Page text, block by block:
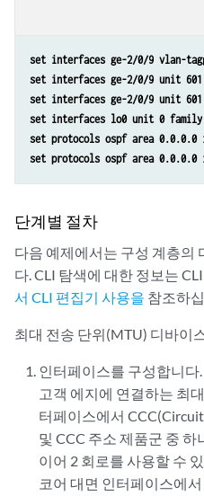
set interfaces ge-2/0/9 vlan-
set interfaces ge-2/0/9 unit
set interfaces ge-2/0/9 unit
set interfaces lo0 unit 0 family
set protocols ospf area 0.0.0.0
set protocols ospf area 0.0.0.0
단계별 절차
다음 예제에서는 구성 계층의
다. CLI 탐색에 대한 정보는 CLI
서 CLI 편집기 사용을 참조하
최대 전송 단위(MTU) 디바이
인터페이스를 구성합니다.
고객 에지에 연결하는 최
터페이스에서
및 CCC 주소 제품군 중
이어 2 회로를 사용할 수
코어 대면 인터페이스에